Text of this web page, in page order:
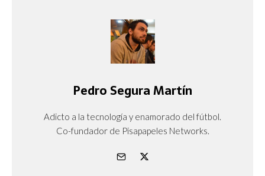
Pedro Segura Martín
Adicto a la tecnología y enamorado del fútbol.
Co-fundador de Pisapapeles Networks.